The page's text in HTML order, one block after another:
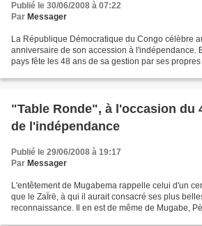
Publié le 30/06/2008 à 07:22
Par Messager
La République Démocratique du Congo célèbre
anniversaire de son accession à l'indépendance.
pays fête les 48 ans de sa gestion par ses
"Table Ronde", à l'occasion du
de l'indépendance
Publié le 29/06/2008 à 19:17
Par Messager
L'entêtement de Mugabema rappelle celui d'un
que le ZaÏrë, à qui il aurait consacré ses plus
reconnaissance. Il en est de même de Mugabe,